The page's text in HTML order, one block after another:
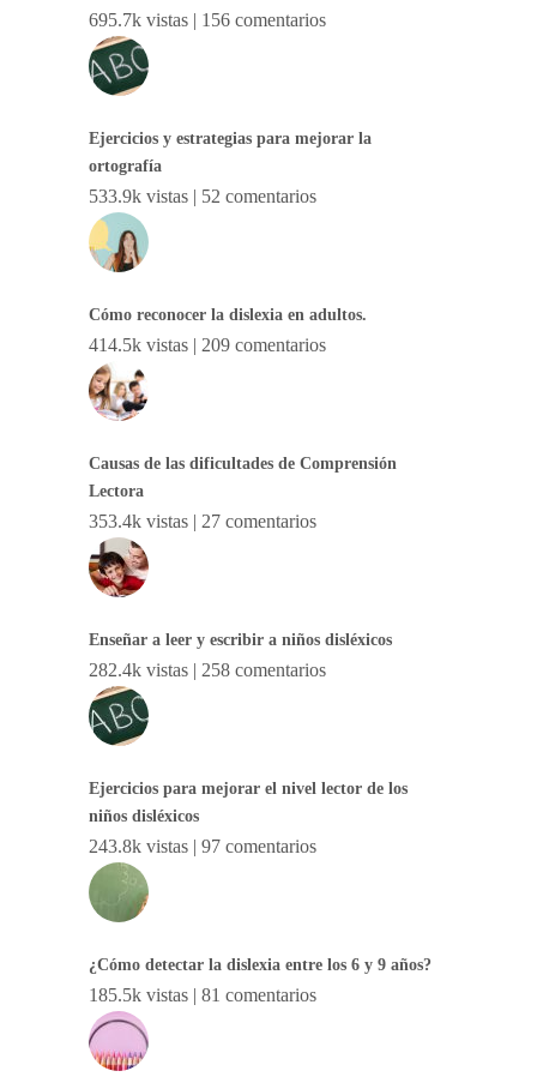
695.7k vistas | 156 comentarios
Ejercicios y estrategias para mejorar la
ortografía
533.9k vistas | 52 comentarios
Cómo reconocer la dislexia en adultos.
414.5k vistas | 209 comentarios
Causas de las dificultades de Comprensión
Lectora
353.4k vistas | 27 comentarios
Enseñar a leer y escribir a niños disléxicos
282.4k vistas | 258 comentarios
Ejercicios para mejorar el nivel lector de los
niños disléxicos
243.8k vistas | 97 comentarios
¿Cómo detectar la dislexia entre los 6 y 9 años?
185.5k vistas | 81 comentarios